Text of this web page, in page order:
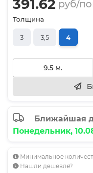
391.62 руб/
Толщина
3 3,5 4
Ближайшая
Понедельник,
Минимальное
Нашли дешевле?